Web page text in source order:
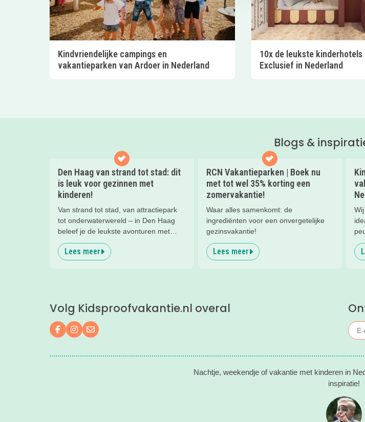
Kindvriendelijke campings en
vakantieparken van Ardoer in Nederland
10x de leukste kinderhotels
Exclusief in Nederland
Blogs &
Den Haag van strand tot stad: dit
is leuk voor gezinnen met
kinderen!
Van strand tot stad, van attractiepark
tot onderwaterwereld – in Den Haag
beleef je de leukste avonturen met
kinderen. En tussendoor? Even
ontspannen met een lekkere lunch op
Lees meer
RCN Vakantieparken | Boek nu
met tot wel 35% korting een
zomervakantie!
Waar alles samenkomt: de
ingrediënten voor een onvergetelijke
gezinsvakantie!
Lees meer
Volg Kidsproofvakantie.nl overal
Volg ons op Facebook
Volg ons op Instagram
Mail ons
Nachtje, weekendje of vakantie met kinderen in
inspiratie!